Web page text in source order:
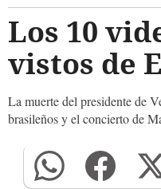
Los 10
vistos de
La muerte del presidente de
brasileños y el concierto de